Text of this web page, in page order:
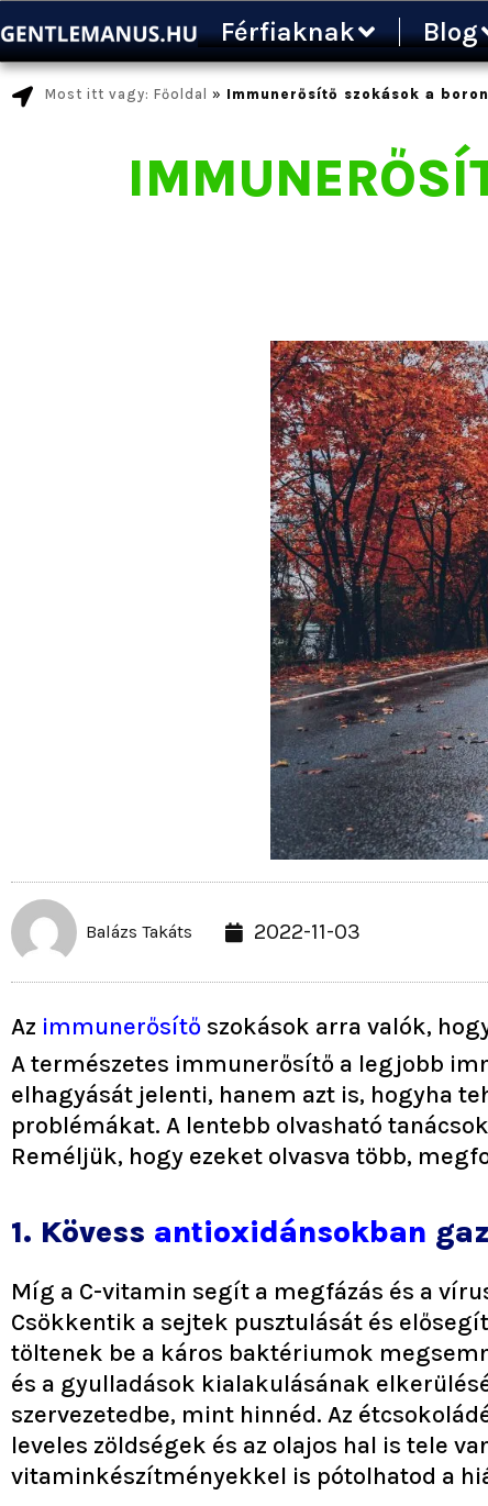
a
tartalomra
Férfiaknak Blog
Most itt vagy: Főoldal » Immunerősítő szokások a
Balázs Takáts 2022-11-03
Az immunerősítő szokások arra valók,
A természetes immunerősítő a legjobb
elhagyását jelenti, hanem azt is, hogyha
problémákat. A lentebb olvasható
Reméljük, hogy ezeket olvasva több,
1. Kövess antioxidánsokban
Míg a C-vitamin segít a megfázás és a
Csökkentik a sejtek pusztulását és
töltenek be a káros baktériumok
és a gyulladások kialakulásának
szervezetedbe, mint hinnéd. Az
leveles zöldségek és az olajos hal is tele
vitaminkészítményekkel is pótolhatod a